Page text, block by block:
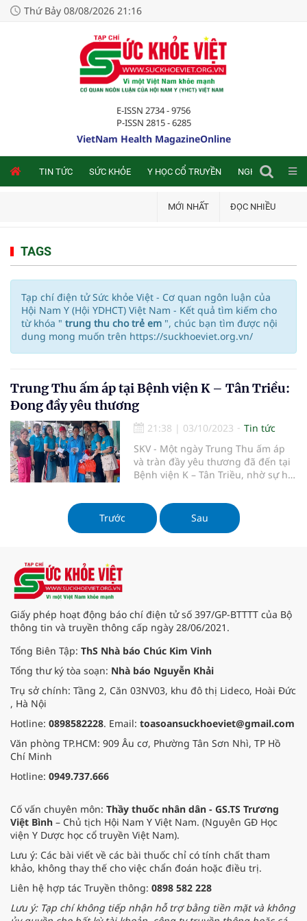
Thứ Bảy 08/08/2026 21:16
E-ISSN 2734 - 9756
P-ISSN 2815 - 6285
VietNam Health MagazineOnline
TIN TỨC SỨC KHỎE Y HỌC CỔ TRUYỀN NGHIÊN CỨU
MỚI NHẤT ĐỌC NHIỀU
TAGS
Tạp chí điện tử Sức khỏe Việt - Cơ quan ngôn luận của
Hội Nam Y (Hội YDHCT) Việt Nam - Kết quả tìm kiếm cho
từ khóa " trung thu cho trẻ em ", chúc bạn tìm được nội
dung mong muốn trên https://suckhoeviet.org.vn/
Trung Thu ấm áp tại Bệnh viện K – Tân Triều:
Đong đầy yêu thương
21:38 | 03/10/2023
Tin tức
SKV - Một ngày Trung Thu ấm áp
và tràn đầy yêu thương đã đến tại
Bệnh viện K – Tân Triều, nhờ sự hỗ
Nam và những tấm lòng nhân ái.
Ngày 30-9-2023 Hội đã trao tặng
112 suất quà trung thu cho các bé
Trước Sau
Giấy phép hoạt động báo chí điện tử số 397/GP-BTTTT của Bộ
thông tin và truyền thông cấp ngày 28/06/2021.
Tổng Biên Tập: ThS Nhà báo Chúc Kim Vinh
Tổng thư ký tòa soạn: Nhà báo Nguyễn Khải
Trụ sở chính: Tầng 2, Căn 03NV03, khu đô thị Lideco, Hoài Đức
, Hà Nội
Hotline: 0898582228. Email: toasoansuckhoeviet@gmail.com
Văn phòng TP.HCM: 909 Âu cơ, Phường Tân Sơn Nhì, TP Hồ
Chí Minh
Hotline: 0949.737.666
Cố vấn chuyên môn: Thầy thuốc nhân dân - GS.TS Trương
Việt Bình – Chủ tịch Hội Nam Y Việt Nam. (Nguyên GĐ Học
viện Y Dược học cổ truyền Việt Nam).
Lưu ý: Các bài viết về các bài thuốc chỉ có tính chất tham
khảo, không thay thế cho việc chẩn đoán hoặc điều trị.
Liên hệ hợp tác Truyền thông: 0898 582 228
Lưu ý: Tạp chí không tiếp nhận hỗ trợ bằng tiền mặt và không